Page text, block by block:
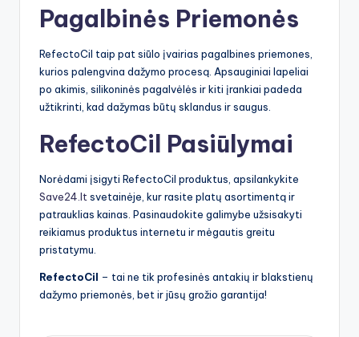
Pagalbinės Priemonės
RefectoCil taip pat siūlo įvairias pagalbines priemones,
kurios palengvina dažymo procesą. Apsauginiai lapeliai
po akimis, silikoninės pagalvėlės ir kiti įrankiai padeda
užtikrinti, kad dažymas būtų sklandus ir saugus.
RefectoCil Pasiūlymai
Norėdami įsigyti RefectoCil produktus, apsilankykite
Save24.lt svetainėje, kur rasite platų asortimentą ir
patrauklias kainas. Pasinaudokite galimybe užsisakyti
reikiamus produktus internetu ir mėgautis greitu
pristatymu.
RefectoCil – tai ne tik profesinės antakių ir blakstienų
dažymo priemonės, bet ir jūsų grožio garantija!